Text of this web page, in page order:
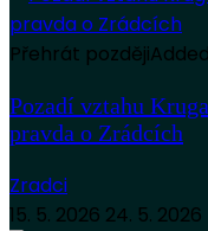
Přehrát pozdějiAdded
Pozadí vztahu
pravda o Zrádcích
Zradci
15. 5. 2026 24. 5. 2026